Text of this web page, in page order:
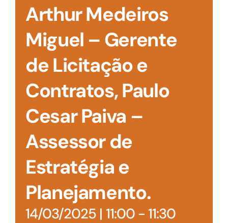
Arthur Medeiros
Miguel – Gerente
de Licitação e
Contratos, Paulo
Cesar Paiva –
Assessor de
Estratégia e
Planejamento.
14/03/2025 | 11:00- 11:30